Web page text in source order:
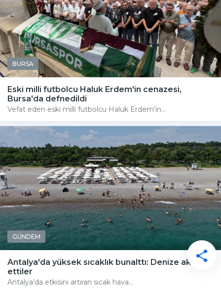
BURSA
Eski milli futbolcu Haluk Erdem'in cenazesi,
Bursa'da defnedildi
Vefat eden eski milli futbolcu Haluk Erdem'in...
GÜNDEM
Antalya'da yüksek sıcaklık bunalttı: Denize akın
ettiler
Antalya'da etkisini artıran sıcak hava...